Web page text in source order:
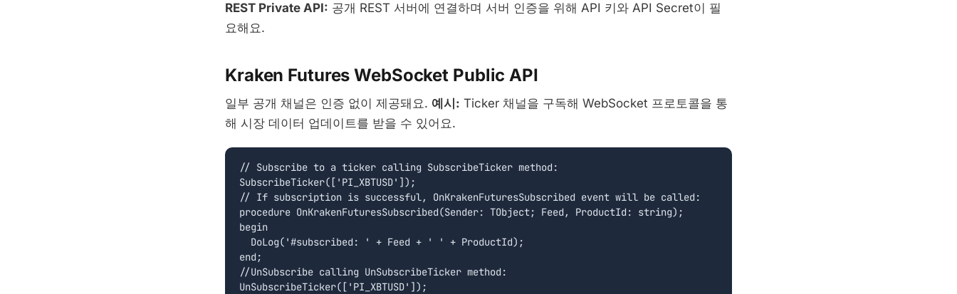
REST Private API: 공개 REST 서버에 연결하며 서버 인증을 위해 API 키와 API Secret이 필
요해요.
Kraken Futures WebSocket Public API
일부 공개 채널은 인증 없이 제공돼요. 예시: Ticker 채널을 구독해 WebSocket 프로토콜을 통
해 시장 데이터 업데이트를 받을 수 있어요.
// Subscribe to a ticker calling SubscribeTicker method:
SubscribeTicker(['PI_XBTUSD']);
// If subscription is successful, OnKrakenFuturesSubscribed event will be called:
procedure OnKrakenFuturesSubscribed(Sender: TObject; Feed, ProductId: string);
begin
  DoLog('#subscribed: ' + Feed + ' ' + ProductId);
end;
//UnSubscribe calling UnSubscribeTicker method:
UnSubscribeTicker(['PI_XBTUSD']);